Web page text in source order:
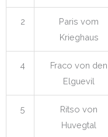
2
Paris vom
Krieghaus
4
Fraco von den
Elguevil
5
Ritso von
Huvegtal